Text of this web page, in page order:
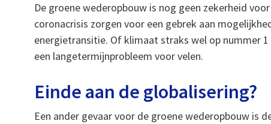
De groene wederopbouw is nog geen zekerheid
coronacrisis zorgen voor een gebrek aan
energietransitie. Of klimaat straks wel op nummer
een langetermijnprobleem voor velen.
Einde aan de globalisering?
Een ander gevaar voor de groene wederopbouw is